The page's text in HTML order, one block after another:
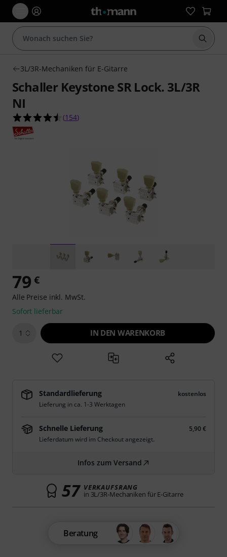
Suche
3L/3R-Mechaniken für E-Gitarre
Schaller Keystone SR Lock. 3L/3R
NI
4.5 von 5 Sternen aus 154 Kundenbewertungen
(154)
79 €
Alle Preise inkl. MwSt.
Sofort lieferbar
1 IN DEN WARENKORB
Standardlieferung
kostenlos
Lieferung in ca. 1-3 Werktagen
Schnelle Lieferung
5,90 €
Lieferdatum wird im Checkout angezeigt.
Infos zum Versand
57 VERKAUFSRANG
in 3L/3R-Mechaniken für E-Gitarre
Beratung